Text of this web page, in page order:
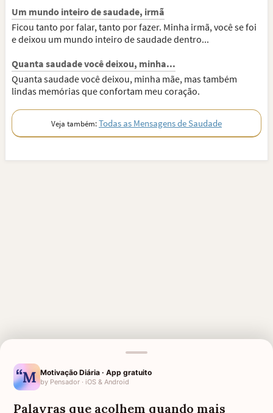
Um mundo inteiro de saudade, irmã
Ficou tanto por falar, tanto por fazer. Minha irmã, você se foi
e deixou um mundo inteiro de saudade dentro...
Quanta saudade você deixou, minha...
Quanta saudade você deixou, minha mãe, mas também
lindas memórias que confortam meu coração.
Veja também:Todas as Mensagens de Saudade
MENSAGENS RELACIONADAS
Motivação Diária · App gratuito
by Pensador · iOS & Android
Palavras que acolhem quando mais